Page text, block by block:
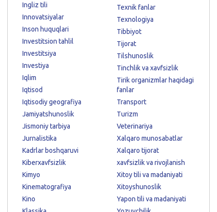
Ingliz tili
Innovatsiyalar
Inson huquqlari
Investitsion tahlil
Investitsiya
Investiya
Iqlim
Iqtisod
Iqtisodiy geografiya
Jamiyatshunoslik
Jismoniy tarbiya
Jurnalistika
Kadrlar boshqaruvi
Kiberxavfsizlik
Kimyo
Kinematografiya
Kino
Texnik fanlar
Texnologiya
Tibbiyot
Tijorat
Tilshunoslik
Tinchlik va xavfsizlik
Tirik organizmlar haqidagi
fanlar
Transport
Turizm
Veterinariya
Xalqaro munosabatlar
Xalqaro tijorat
xavfsizlik va rivojlanish
Xitoy tili va madaniyati
Xitoyshunoslik
Yapon tili va madaniyati